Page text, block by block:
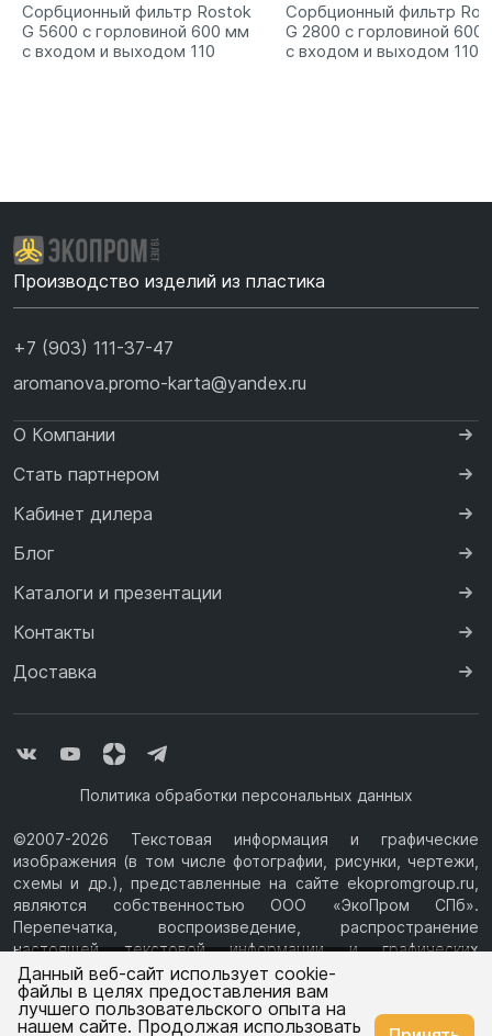
Сорбционный фильтр Rostok
G 5600 с горловиной 600 мм
с входом и выходом 110
Сорбционный фильтр
G 2800 с горловиной 600
с входом и выходом 110
Производство изделий из пластика
+7 (903) 111-37-47
aromanova.promo-karta@yandex.ru
О Компании
Стать партнером
Кабинет дилера
Блог
Каталоги и презентации
Контакты
Доставка
Политика обработки персональных данных
©2007-2026 Текстовая информация и графические
изображения (в том числе фотографии, рисунки, чертежи,
схемы и др.), представленные на сайте ekopromgroup.ru,
являются собственностью ООО «ЭкоПром СПб».
Перепечатка, воспроизведение, распространение
настоящей текстовой информации и графических
изображений с Сайта возможны только с письменного
разрешения ООО «ЭкоПром СПб» (ИНН 7814376069, ОГРН
1077847433730, Юридический адрес: 194044, г. Санкт-
Ваш город —Екатеринбург
Изменить Да, всё верно
Данный веб-сайт использует cookie-
файлы в целях предоставления вам
лучшего пользовательского опыта на
нашем сайте. Продолжая использовать